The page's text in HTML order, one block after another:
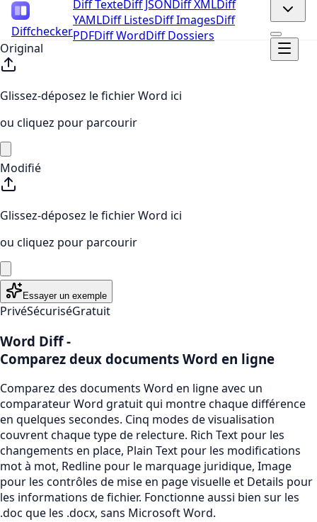
Diffchecker
Diff TexteDiff JSON Diff XMLDiff
YAMLDiff ListesDiff ImagesDiff
PDFDiff WordDiff Dossiers
Original
Glissez-déposez le fichier Word ici
ou cliquez pour parcourir
Modifié
Glissez-déposez le fichier Word ici
ou cliquez pour parcourir
Essayer un exemple
PrivéSécuriséGratuit
Word Diff-
Comparez deux documents Word en ligne
Comparez des documents Word en ligne avec un
comparateur Word gratuit qui montre chaque différence
en quelques secondes. Cinq modes de visualisation
couvrent chaque type de relecture. Rich Text pour les
changements en place, Plain Text pour les modifications
mot à mot, Redline pour le marquage juridique, Image
pour les contrôles de mise en page visuelle et Details pour
les informations de fichier. Fonctionne aussi bien sur les
.doc que les .docx, sans Microsoft Word.